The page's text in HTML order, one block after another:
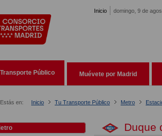
Inicio domingo, 9 de
Público Muévete por Madrid
Estás en: Inicio Tu Transporte Público Metro
Duque